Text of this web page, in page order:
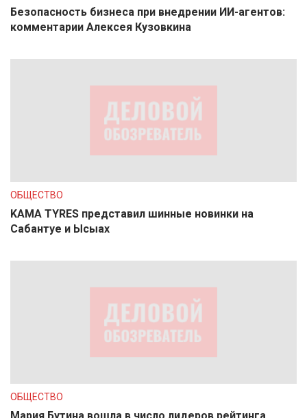
Безопасность бизнеса при внедрении ИИ-агентов:
комментарии Алексея Кузовкина
ОБЩЕСТВО
KAMA TYRES представил шинные новинки на
Сабантуе и Ысыах
ОБЩЕСТВО